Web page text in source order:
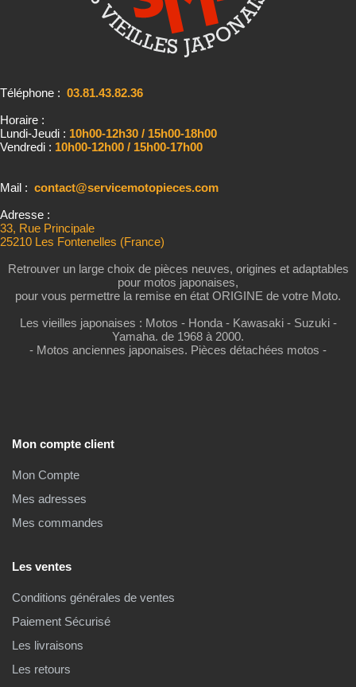
Téléphone : 03.81.43.82.36
Horaire :
Lundi-Jeudi : 10h00-12h30 / 15h00-18h00
Vendredi : 10h00-12h00 / 15h00-17h00
Mail : contact@servicemotopieces.com
Adresse :
33, Rue Principale
25210 Les Fontenelles (France)
Retrouver un large choix de pièces neuves, origines et adaptables
pour motos japonaises,
pour vous permettre la remise en état ORIGINE de votre Moto.
Les vieilles japonaises : Motos - Honda - Kawasaki - Suzuki -
Yamaha. de 1968 à 2000.
- Motos anciennes japonaises. Pièces détachées motos -
Mon compte client
Mon Compte
Mes adresses
Mes commandes
Les ventes
Conditions générales de ventes
Paiement Sécurisé
Les livraisons
Les retours